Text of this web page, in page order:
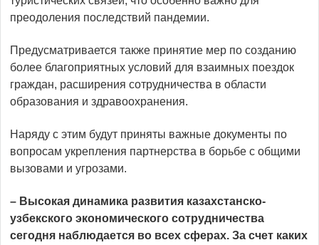
преодоления последствий пандемии.
Предусматривается также принятие мер по созданию
более благоприятных условий для взаим­ных поездок
граждан, расширения сотрудничества в области
образования и здравоохранения.
Наряду с этим будут приняты важные документы по
вопросам укрепления парт­нерства в борьбе с общими
вызовами и угрозами.
– Высокая динамика развития казахстанско-
узбекского экономического сот­рудничества
сегодня наблюдается во всех сферах. За счет каких